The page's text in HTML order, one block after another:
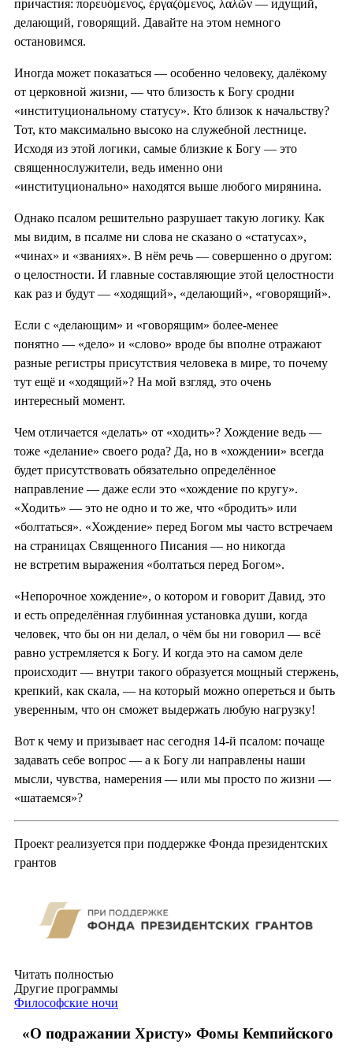
причастия: πορευόμενος, ἐργαζόμενος, λαλῶν — идущий,
делающий, говорящий. Давайте на этом немного
остановимся.
Иногда может показаться — особенно человеку, далёкому
от церковной жизни, — что близость к Богу сродни
«институциональному статусу». Кто близок к начальству?
Тот, кто максимально высоко на служебной лестнице.
Исходя из этой логики, самые близкие к Богу — это
священнослужители, ведь именно они
«институционально» находятся выше любого мирянина.
Однако псалом решительно разрушает такую логику. Как
мы видим, в псалме ни слова не сказано о «статусах»,
«чинах» и «званиях». В нём речь — совершенно о другом:
о целостности. И главные составляющие этой целостности
как раз и будут — «ходящий», «делающий», «говорящий».
Если с «делающим» и «говорящим» более-менее
понятно — «дело» и «слово» вроде бы вполне отражают
разные регистры присутствия человека в мире, то почему
тут ещё и «ходящий»? На мой взгляд, это очень
интересный момент.
Чем отличается «делать» от «ходить»? Хождение ведь —
тоже «делание» своего рода? Да, но в «хождении» всегда
будет присутствовать обязательно определённое
направление — даже если это «хождение по кругу».
«Ходить» — это не одно и то же, что «бродить» или
«болтаться». «Хождение» перед Богом мы часто встречаем
на страницах Священного Писания — но никогда
не встретим выражения «болтаться перед Богом».
«Непорочное хождение», о котором и говорит Давид, это
и есть определённая глубинная установка души, когда
человек, что бы он ни делал, о чём бы ни говорил — всё
равно устремляется к Богу. И когда это на самом деле
происходит — внутри такого образуется мощный стержень,
крепкий, как скала, — на который можно опереться и быть
уверенным, что он сможет выдержать любую нагрузку!
Вот к чему и призывает нас сегодня 14-й псалом: почаще
задавать себе вопрос — а к Богу ли направлены наши
мысли, чувства, намерения — или мы просто по жизни —
«шатаемся»?
Проект реализуется при поддержке Фонда президентских
грантов
Читать полностью
Другие программы
Философские ночи
«О подражании Христу» Фомы Кемпийского